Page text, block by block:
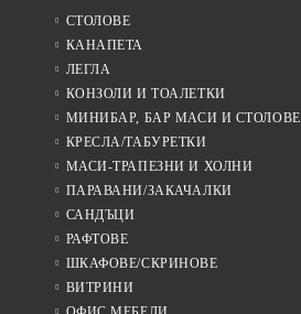
СТОЛОВЕ
КАНАПЕТА
ЛЕГЛА
КОНЗОЛИ И ТОАЛЕТКИ
МИНИБАР, БАР МАСИ И СТОЛОВЕ
КРЕСЛА/ТАБУРЕТКИ
МАСИ-ТРАПЕЗНИ И ХОЛНИ
ПАРАВАНИ/ЗАКАЧАЛКИ
САНДЪЦИ
РАФТОВЕ
ШКАФОВЕ/СКРИНОВЕ
ВИТРИНИ